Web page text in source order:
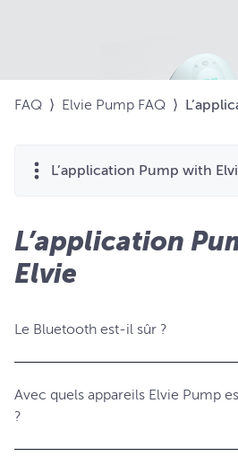
FAQ ⟩ Elvie Pump FAQ ⟩
L’application Pump with
L’application
Elvie
Le Bluetooth est-il sûr ?
Avec quels appareils Elvie Pump
?